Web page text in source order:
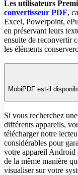
Les utilisateurs
convertisseur PDF,
Excel, Powerpoint,
en préservant leurs
ensuite de reconvertir
les éléments
MobiPDF est-il
Si vous recherchez
différents appareils,
télécharger notre
considérables pour
votre appareil Android
de la même manière
visualiser sur votre